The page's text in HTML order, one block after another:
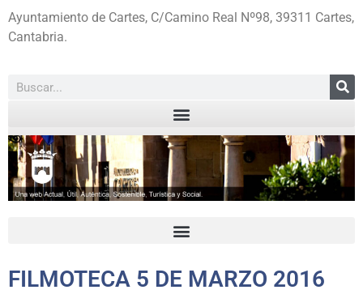
Ayuntamiento de Cartes, C/Camino Real Nº98, 39311 Cartes,
Cantabria.
FILMOTECA 5 DE MARZO 2016